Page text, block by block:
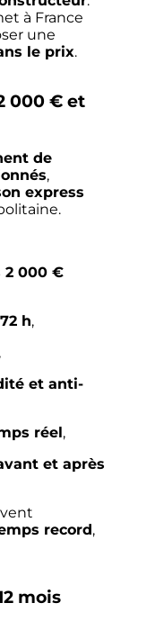
à France
une
le prix.
000 € et
de
,
express
2 000 €
h,
,
et anti-
réel,
et après
record,
mois